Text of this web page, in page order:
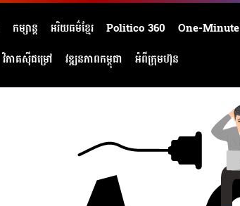
កម្សាន្ត អរិយធម៌ខ្មែរ Politico 360
One-Minute
វិភាគសុីជម្រៅ វឌ្ឍនភាពកម្ពុជា អំពីក្រុមហ៊ុន